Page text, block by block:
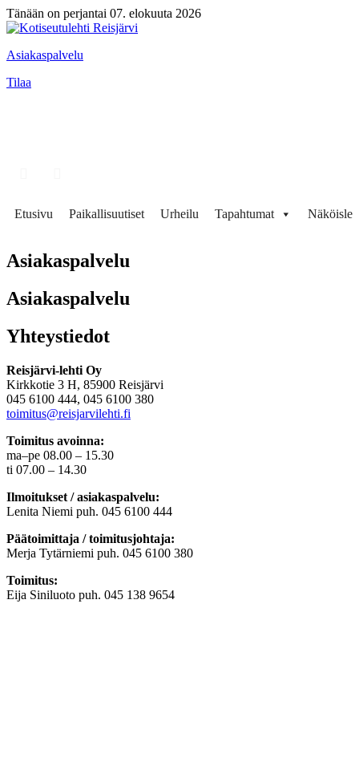
Tänään on perjantai 07. elokuuta 2026
Asiakaspalvelu
Tilaa
Etusivu Paikallisuutiset Urheilu Tapahtumat
Asiakaspalvelu
Asiakaspalvelu
Yhteystiedot
Reisjärvi-lehti Oy
Kirkkotie 3 H, 85900 Reisjärvi
045 6100 444, 045 6100 380
toimitus@reisjarvilehti.fi
Toimitus avoinna:
ma–pe 08.00 – 15.30
ti 07.00 – 14.30
Ilmoitukset / asiakaspalvelu:
Lenita Niemi puh. 045 6100 444
Päätoimittaja / toimitusjohtaja:
Merja Tytärniemi puh. 045 6100 380
Toimitus:
Eija Siniluoto puh. 045 138 9654